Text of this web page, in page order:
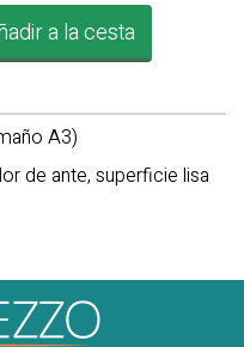
a la cesta
A3)
de ante, superficie lisa